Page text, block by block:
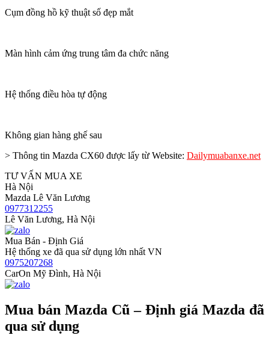
Cụm đồng hồ kỹ thuật số đẹp mắt
Màn hình cảm ứng trung tâm đa chức năng
Hệ thống điều hòa tự động
Không gian hàng ghế sau
> Thông tin Mazda CX60 được lấy từ Website: Dailymuabanxe.net
TƯ VẤN MUA XE
Hà Nội
Mazda Lê Văn Lương
0977312255
Lê Văn Lương, Hà Nội
Mua Bán - Định Giá
Hệ thống xe đã qua sử dụng lớn nhất VN
0975207268
CarOn Mỹ Đình, Hà Nội
Mua bán Mazda Cũ – Định giá Mazda đã
qua sử dụng